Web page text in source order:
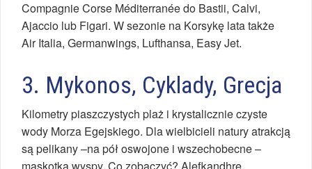
Compagnie Corse Méditerranée do Bastii, Calvi,
Ajaccio lub Figari. W sezonie na Korsykę lata także
Air Italia, Germanwings, Lufthansa, Easy Jet.
3. Mykonos, Cyklady, Grecja
Kilometry piaszczystych plaż i krystalicznie czyste
wody Morza Egejskiego. Dla wielbicieli natury atrakcją
są pelikany –na pół oswojone i wszechobecne –
maskotka wyspy. Co zobaczyć? Alefkandhrę,